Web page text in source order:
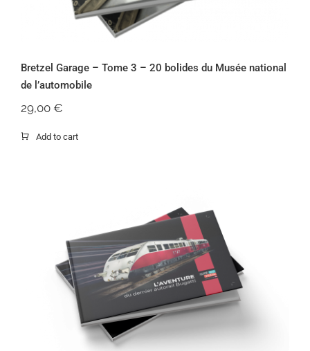
Bretzel Garage – Tome 3 – 20 bolides du Musée national
de l’automobile
29,00 €
Add to cart
Bretzel Garage – Tome 4 – Un autorail
signé Bugatti : la vitesse sur rails avec
élégance